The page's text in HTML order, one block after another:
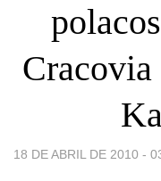
Cracovia
18 DE ABRIL DE 2010 -